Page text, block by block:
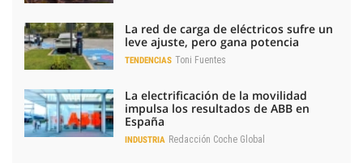
La red de carga de eléctricos sufre un
leve ajuste, pero gana potencia
TENDENCIAS Toni Fuentes
La electrificación de la movilidad
impulsa los resultados de ABB en
España
INDUSTRIA Redacción Coche Global